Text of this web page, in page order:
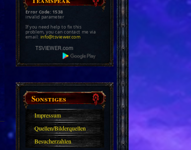
Error Code: 1538
invalid parameter
If you need help to fix this
problem, you can contact me via
email: info@tsviewer.com
Sonstiges
Impressum
Quellen/Bilderquellen
Besucherzahlen